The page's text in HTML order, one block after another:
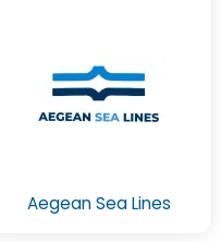
Aegean Sea Lines